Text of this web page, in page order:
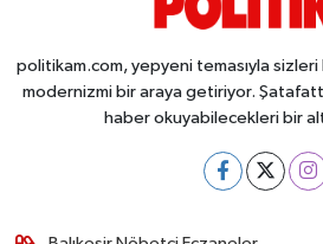
politikam.com, yepyeni temasıyla
modernizmi bir araya getiriyor.
haber okuyabilecekleri bir